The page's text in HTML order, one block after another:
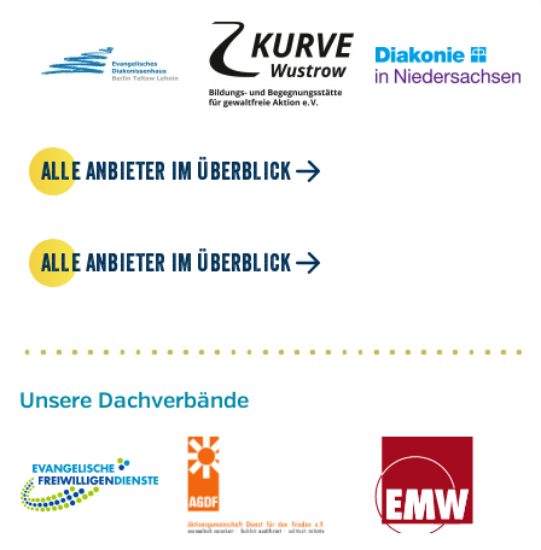
ALLE ANBIETER IM ÜBERBLICK
ALLE ANBIETER IM ÜBERBLICK